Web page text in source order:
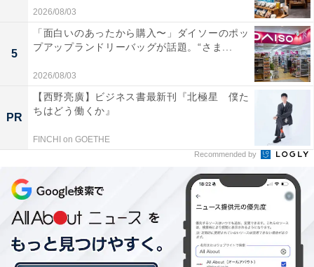
2026/08/03
5
「面白いのあったから購入〜」ダイソーのポッ
プアップランドリーバッグが話題。“さま...
2026/08/03
PR
【西野亮廣】ビジネス書最新刊『北極星 僕た
ちはどう働くか』
FINCHI on GOETHE
Recommended by